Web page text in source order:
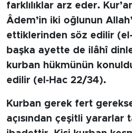
farklılıklar arz eder.
Âdem’in iki oğlunun
ettiklerinden söz edilir
başka ayette de ilâhî
kurban hükmünün
edilir (el-Hac 22/34).
Kurban gerek fert
açısından çeşitli yararlar
KULİS
YAZARLAR
DİNİ
POLİTİKA
EKONOMİ